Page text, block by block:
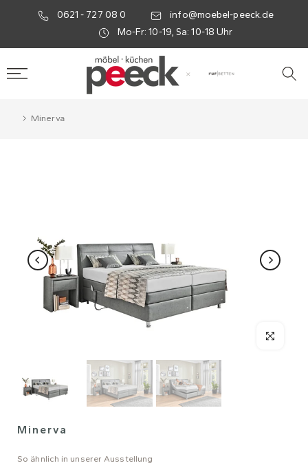
0621 - 727 08 0
info@moebel-peeck.de
Mo-Fr: 10-19, Sa: 10-18 Uhr
×
Minerva
Minerva
So ähnlich in unserer Ausstellung